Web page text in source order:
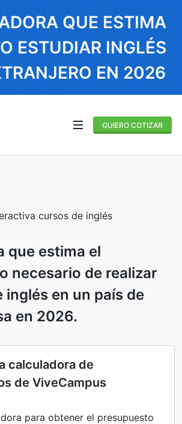
QUE ESTIMA
ESTUDIAR INGLÉS
EN 2026
QUIERO COTIZAR
cursos de inglés
que estima el
necesario de realizar
inglés en un país de
en 2026.
calculadora de
de ViveCampus
para obtener el presupuesto